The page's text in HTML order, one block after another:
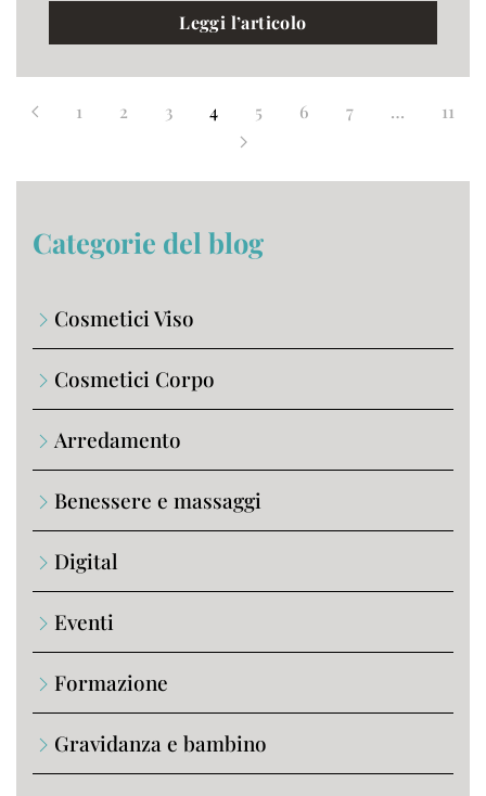
Leggi l’articolo
1 2 3 4 5 6 7 … 11
Categorie del blog
Cosmetici Viso
Cosmetici Corpo
Arredamento
Benessere e massaggi
Digital
Eventi
Formazione
Gravidanza e bambino